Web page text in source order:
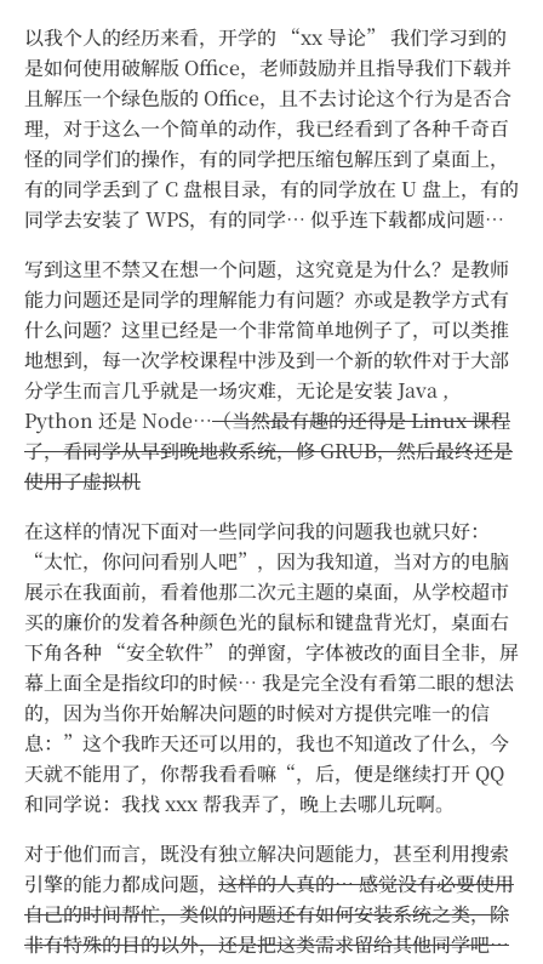
以我个人的经历来看，开学的 “xx 导论” 我们学习到的
是如何使用破解版 Office，老师鼓励并且指导我们下载并
且解压一个绿色版的 Office，且不去讨论这个行为是否合
理，对于这么一个简单的动作，我已经看到了各种千奇百
怪的同学们的操作，有的同学把压缩包解压到了桌面上，
有的同学丢到了 C 盘根目录，有的同学放在 U 盘上，有的
同学去安装了 WPS，有的同学… 似乎连下载都成问题…
写到这里不禁又在想一个问题，这究竟是为什么？是教师
能力问题还是同学的理解能力有问题？亦或是教学方式有
什么问题？这里已经是一个非常简单地例子了，可以类推
地想到，每一次学校课程中涉及到一个新的软件对于大部
分学生而言几乎就是一场灾难，无论是安装 Java ,
Python 还是 Node…（当然最有趣的还得是 Linux 课程
了，看同学从早到晚地救系统，修 GRUB，然后最终还是
使用了虚拟机
在这样的情况下面对一些同学问我的问题我也就只好：
“太忙，你问问看别人吧”，因为我知道，当对方的电脑
展示在我面前，看着他那二次元主题的桌面，从学校超市
买的廉价的发着各种颜色光的鼠标和键盘背光灯，桌面右
下角各种 “安全软件” 的弹窗，字体被改的面目全非，屏
幕上面全是指纹印的时候… 我是完全没有看第二眼的想法
的，因为当你开始解决问题的时候对方提供完唯一的信
息：”这个我昨天还可以用的，我也不知道改了什么，今
天就不能用了，你帮我看看嘛“，后，便是继续打开 QQ
和同学说：我找 xxx 帮我弄了，晚上去哪儿玩啊。
对于他们而言，既没有独立解决问题能力，甚至利用搜索
引擎的能力都成问题， 这样的人真的… 感觉没有必要使用
自己的时间帮忙，类似的问题还有如何安装系统之类，除
非有特殊的目的以外，还是把这类需求留给其他同学吧…